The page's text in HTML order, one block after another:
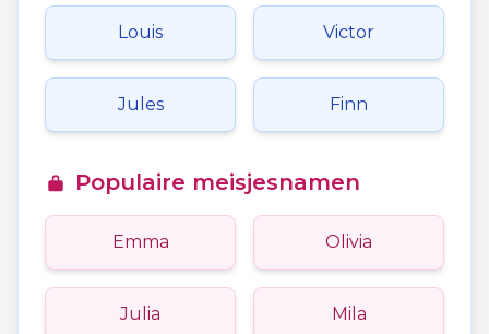
Louis Victor
Jules Finn
Populaire meisjesnamen
Emma Olivia
Julia Mila